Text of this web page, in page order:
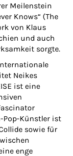
Meilenstein
Knows“ (The
von Klaus
und auch
sorgte.
Neikes
ist eine
Pop-Künstler ist
sowie für
enge